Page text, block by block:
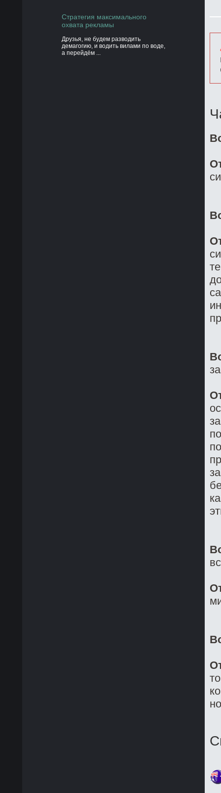
Стратегия максимального
охвата рекламы
Друзья, не будем разводить
демагогию, и водить вилами по воде,
а перейдём ...